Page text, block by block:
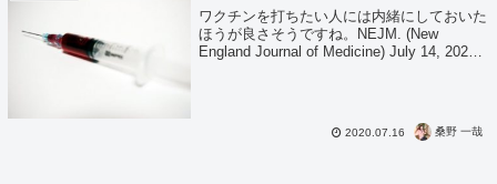
ワクチンを打ちたい人には内緒にしておいた
ほうが良さそうですね。NEJM. (New
England Journal of Medicine) July 14, 2020
2020.07.16 桑野 一哉